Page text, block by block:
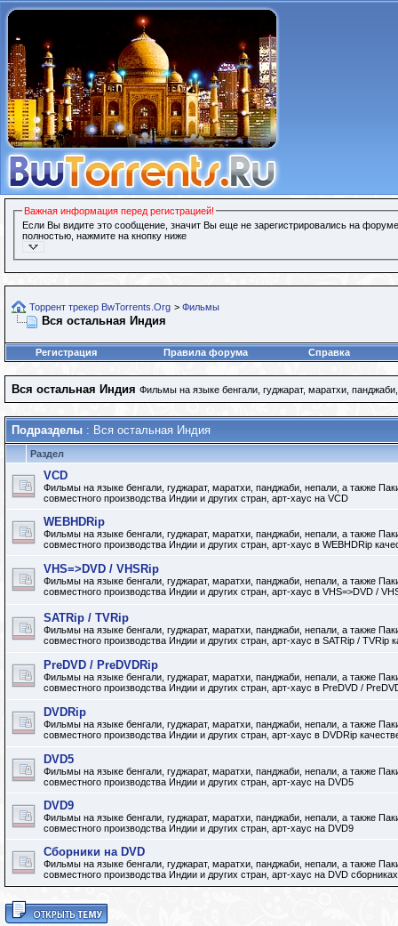
Важная информация перед регистрацией!
Если Вы видите это сообщение, значит Вы еще не зарегистрировались на
полностью, нажмите на кнопку ниже
Торрент трекер BwTorrents.Org > Фильмы
Вся остальная Индия
Регистрация Правила форума Справка
Вся остальная Индия Фильмы на языке бенгали, гуджарат, маратхи,
Подразделы : Вся остальная Индия
Раздел
VCD
Фильмы на языке бенгали, гуджарат, маратхи, панджаби, непали, а также
совместного производства Индии и других стран, арт-хаус на VCD
WEBHDRip
Фильмы на языке бенгали, гуджарат, маратхи, панджаби, непали, а также
совместного производства Индии и других стран, арт-хаус в WEBHDRip
VHS=>DVD / VHSRip
Фильмы на языке бенгали, гуджарат, маратхи, панджаби, непали, а также
совместного производства Индии и других стран, арт-хаус в VHS=>DVD /
SATRip / TVRip
Фильмы на языке бенгали, гуджарат, маратхи, панджаби, непали, а также
совместного производства Индии и других стран, арт-хаус в SATRip / TVRip
PreDVD / PreDVDRip
Фильмы на языке бенгали, гуджарат, маратхи, панджаби, непали, а также
совместного производства Индии и других стран, арт-хаус в PreDVD /
DVDRip
Фильмы на языке бенгали, гуджарат, маратхи, панджаби, непали, а также
совместного производства Индии и других стран, арт-хаус в DVDRip
DVD5
Фильмы на языке бенгали, гуджарат, маратхи, панджаби, непали, а также
совместного производства Индии и других стран, арт-хаус на DVD5
DVD9
Фильмы на языке бенгали, гуджарат, маратхи, панджаби, непали, а также
совместного производства Индии и других стран, арт-хаус на DVD9
Сборники на DVD
Фильмы на языке бенгали, гуджарат, маратхи, панджаби, непали, а также
совместного производства Индии и других стран, арт-хаус на DVD сборниках